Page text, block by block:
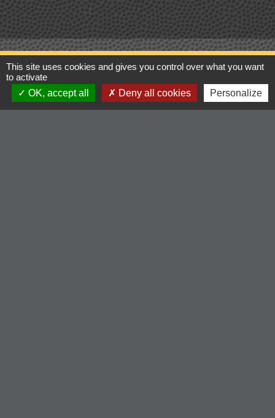
Contacts
Commune de Cordelle
154, route de Roanne
This site uses cookies and gives you control over what you want
to activate
OK, accept all
Deny all cookies Personalize